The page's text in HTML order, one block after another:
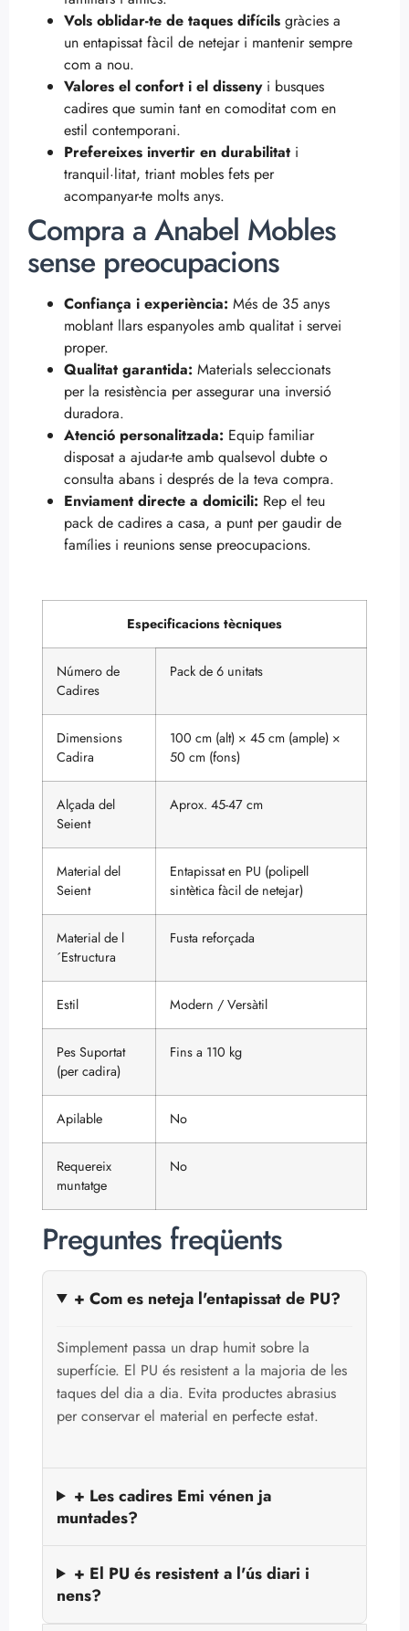
Vols oblidar-te de taques difícils gràcies a
un entapissat fàcil de netejar i mantenir sempre
com a nou.
Valores el confort i el dissenyi busques
cadires que sumin tant en comoditat com en
estil contemporani.
Prefereixes invertir en durabilitat i
tranquil·litat, triant mobles fets per
acompanyar-te molts anys.
Compra a Anabel Mobles
sense preocupacions
Confiança i experiència: Més de 35 anys
moblant llars espanyoles amb qualitat i servei
proper.
Qualitat garantida: Materials seleccionats
per la resistència per assegurar una inversió
duradora.
Atenció personalitzada: Equip familiar
disposat a ajudar-te amb qualsevol dubte o
consulta abans i després de la teva compra.
Enviament directe a domicili: Rep el teu
pack de cadires a casa, a punt per gaudir de
famílies i reunions sense preocupacions.
Especificacions tècniques
Número de
Cadires
Pack de 6 unitats
Dimensions
Cadira
100 cm (alt) × 45 cm (ample) ×
50 cm (fons)
Alçada del
Seient
Aprox. 45-47 cm
Material del
Seient
Entapissat en PU (polipell
sintètica fàcil de netejar)
Material de l
´Estructura
Fusta reforçada
Estil Modern / Versàtil
Pes Suportat
(per cadira)
Fins a 110 kg
Apilable No
Requereix
muntatge
No
Preguntes freqüents
+ Com es neteja l'entapissat de PU?
Simplement passa un drap humit sobre la
superfície. El PU és resistent a la majoria de les
taques del dia a dia. Evita productes abrasius
per conservar el material en perfecte estat.
+ Les cadires Emi vénen ja
muntades?
+ El PU és resistent a l'ús diari i
nens?